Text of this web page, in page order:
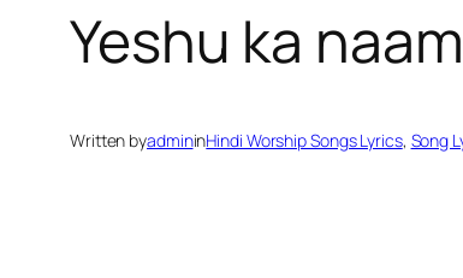
Yeshu ka naam
Written byadmininHindi Worship Songs Lyrics, Song